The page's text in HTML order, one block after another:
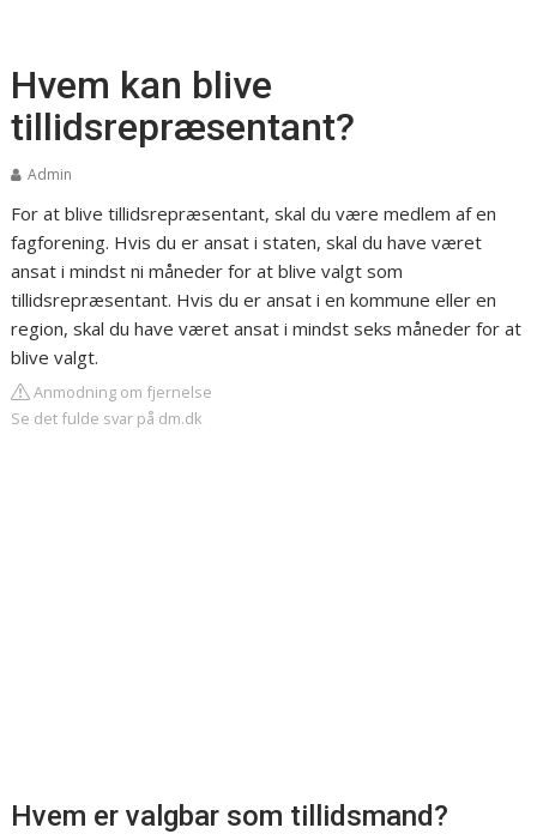
Hvem kan blive
tillidsrepræsentant?
Admin
For at blive tillidsrepræsentant, skal du være medlem af en
fagforening. Hvis du er ansat i staten, skal du have været
ansat i mindst ni måneder for at blive valgt som
tillidsrepræsentant. Hvis du er ansat i en kommune eller en
region, skal du have været ansat i mindst seks måneder for at
blive valgt.
Anmodning om fjernelse
Se det fulde svar på dm.dk
Hvem er valgbar som tillidsmand?